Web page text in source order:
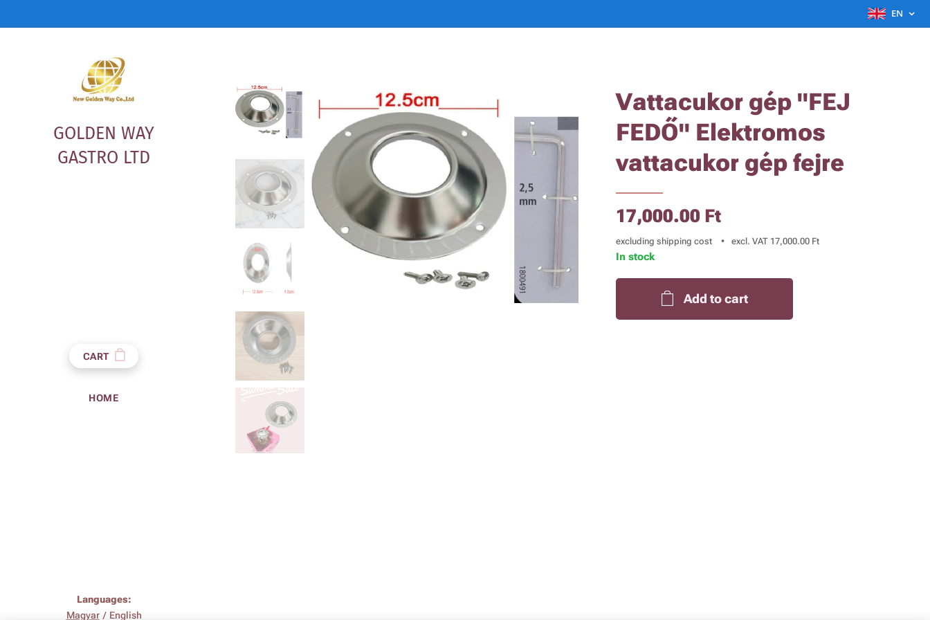
EN
GOLDEN WAY
GASTRO LTD
CART
HOME
Vattacukor gép "FEJ
FEDŐ" Elektromos
vattacukor gép fejre
17,000.00 Ft
excluding shipping cost excl. VAT 17,000.00 Ft
In stock
Add to cart
Languages
Magyar
English